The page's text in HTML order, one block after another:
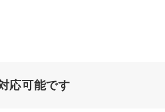
応可能です